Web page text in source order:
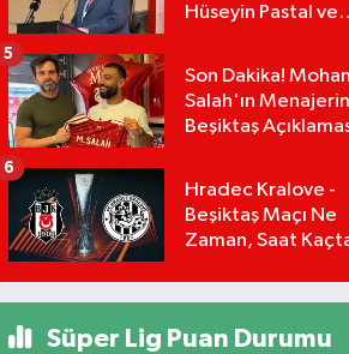
Hüseyin Pastal ve
Son Dakika!
Salah'ın
Beşiktaş
5
Hradec Kralove -
Beşiktaş Maçı Ne
Zaman, Saat
6
Süper Lig Puan Durumu